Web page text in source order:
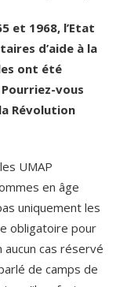
et 1968, l’Etat
d’aide à la
ont été
vous
Révolution
UMAP
en âge
uniquement les
obligatoire pour
aucun cas réservé
de camps de